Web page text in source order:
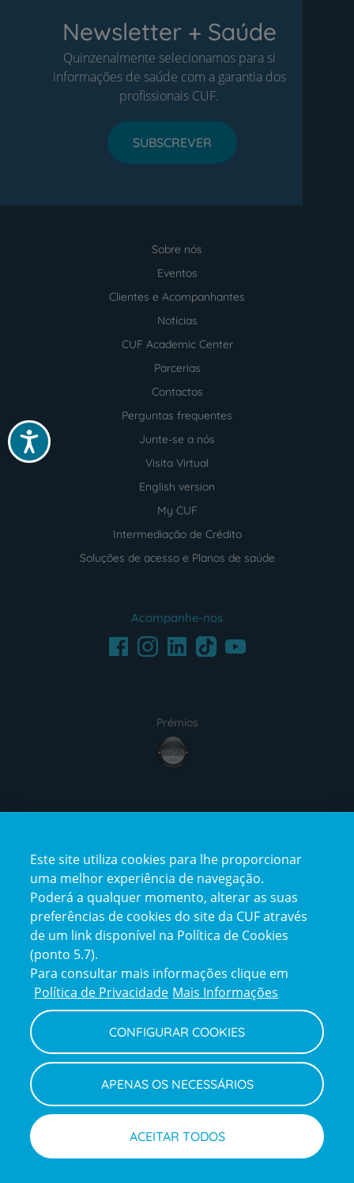
Acessibilidade
Newsletter + Saúde
Quinzenalmente selecionamos para si
informações de saúde com a garantia dos
profissionais CUF.
SUBSCREVER
Sobre nós
Eventos
Clientes e Acompanhantes
Notícias
CUF Academic Center
Parcerias
Contactos
Perguntas frequentes
Junte-se a nós
Visita Virtual
English version
My CUF
Intermediação de Crédito
Soluções de acesso e Planos de saúde
Acompanhe-nos
FacebookInstagramLinkedInTikTokYoutube
Prémios
award4
certification2certification3
Reclamações
e
elogios
Policy
Política de Privacidade e Cookies
Termos e Condições
Declaração de Acessibilidade
Canal de Denúncias
Informações legais
Este site utiliza cookies para lhe proporcionar
uma melhor experiência de navegação.
Poderá a qualquer momento, alterar as suas
preferências de cookies do site da CUF através
de um link disponível na Política de Cookies
(ponto 5.7).
Para consultar mais informações clique em
Política de Privacidade Mais Informações
CONFIGURAR COOKIES
APENAS OS NECESSÁRIOS
ACEITAR TODOS